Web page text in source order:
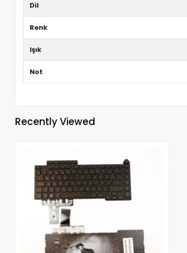
Dil
Renk
Işık
Not
Recently Viewed